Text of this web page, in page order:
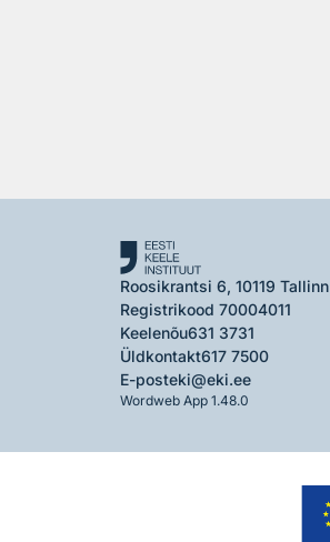
Roosikrantsi 6, 10119 Tallinn
Registrikood 70004011
Keelenõu631 3731
Üldkontakt617 7500
E-posteki@eki.ee
Wordweb App 1.48.0